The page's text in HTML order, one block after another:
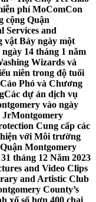
phí MoComCon
cộng Quận
Services and
vật Bảy ngày một
14 tháng 1 năm
Wizards và
niên trong độ tuổi
Cáo Phó và Chương
Các dự án dịch vụ
vào ngày
JrMontgomery
Cung cấp các
với Môi trường
Montgomery
tháng 12 Năm 2023
and Video Clips
and Artistic Club
County’s
xổ số hơn 400 chai